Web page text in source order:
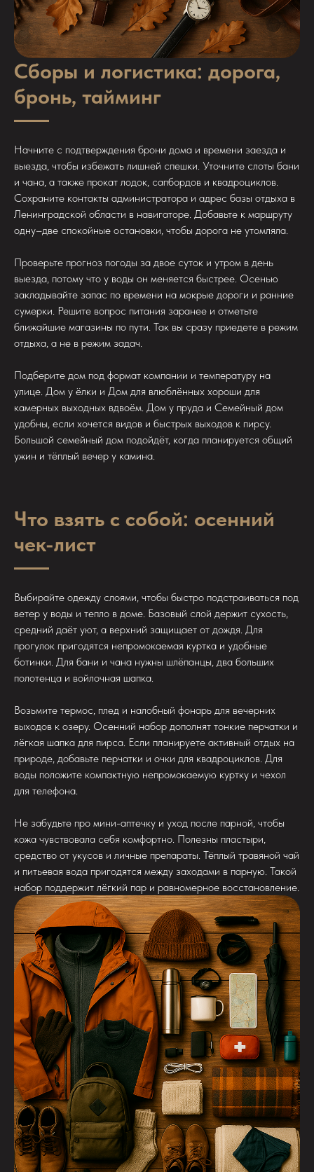
Сборы и логистика: дорога,
бронь, тайминг
Начните с подтверждения брони дома и времени заезда и
выезда, чтобы избежать лишней спешки. Уточните слоты бани
и чана, а также прокат лодок, сапбордов и квадроциклов.
Сохраните контакты администратора и адрес базы отдыха в
Ленинградской области в навигаторе. Добавьте к маршруту
одну–две спокойные остановки, чтобы дорога не утомляла.
Проверьте прогноз погоды за двое суток и утром в день
выезда, потому что у воды он меняется быстрее. Осенью
закладывайте запас по времени на мокрые дороги и ранние
сумерки. Решите вопрос питания заранее и отметьте
ближайшие магазины по пути. Так вы сразу приедете в режим
отдыха, а не в режим задач.
Подберите дом под формат компании и температуру на
улице. Дом у ёлки и Дом для влюблённых хороши для
камерных выходных вдвоём. Дом у пруда и Семейный дом
удобны, если хочется видов и быстрых выходов к пирсу.
Большой семейный дом подойдёт, когда планируется общий
ужин и тёплый вечер у камина.
Что взять с собой: осенний
чек-лист
Выбирайте одежду слоями, чтобы быстро подстраиваться под
ветер у воды и тепло в доме. Базовый слой держит сухость,
средний даёт уют, а верхний защищает от дождя. Для
прогулок пригодятся непромокаемая куртка и удобные
ботинки. Для бани и чана нужны шлёпанцы, два больших
полотенца и войлочная шапка.
Возьмите термос, плед и налобный фонарь для вечерних
выходов к озеру. Осенний набор дополнят тонкие перчатки и
лёгкая шапка для пирса. Если планируете активный отдых на
природе, добавьте перчатки и очки для квадроциклов. Для
воды положите компактную непромокаемую куртку и чехол
для телефона.
Не забудьте про мини-аптечку и уход после парной, чтобы
кожа чувствовала себя комфортно. Полезны пластыри,
средство от укусов и личные препараты. Тёплый травяной чай
и питьевая вода пригодятся между заходами в парную. Такой
набор поддержит лёгкий пар и равномерное восстановление.